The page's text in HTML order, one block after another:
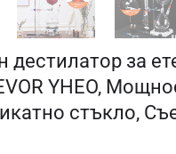
за
YHEO,
стъкло,